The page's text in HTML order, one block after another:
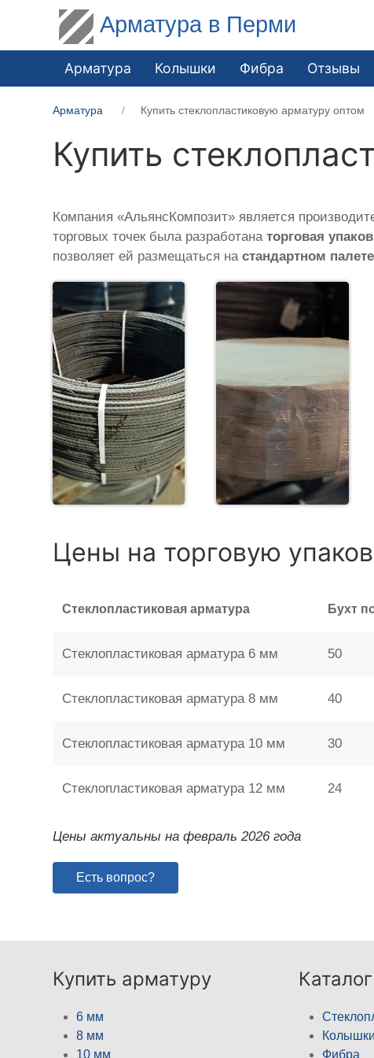
Арматура в Перми
Арматура Колышки Фибра Отзывы
Арматура Купить стеклопластиковую арматуру оптом
Купить
Компания «АльянсКомпозит» является
торговых точек была разработанаторговая
позволяет ей размещаться настандартном палете
Цены на торговую
Стеклопластиковая арматура Бухт
Стеклопластиковая арматура 6 мм 50
Стеклопластиковая арматура 8 мм 40
Стеклопластиковая арматура 10 мм 30
Стеклопластиковая арматура 12 мм 24
Цены актуальны на февраль 2026 года
Есть вопрос?
Купить арматуру
6 мм
8 мм
10 мм
Каталог
Колышки
Фибра